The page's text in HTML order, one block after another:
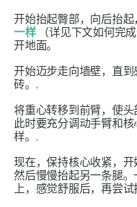
开始抬起臀部，向后抬
一样（详见下文如何完
开地面。
开始迈步走向墙壁，直
砖。.
将重心转移到前臂，使头
此时要充分调动手臂和
样。.
现在，保持核心收紧，开
然后慢慢抬起另一条腿
上，感觉舒服后，再尝